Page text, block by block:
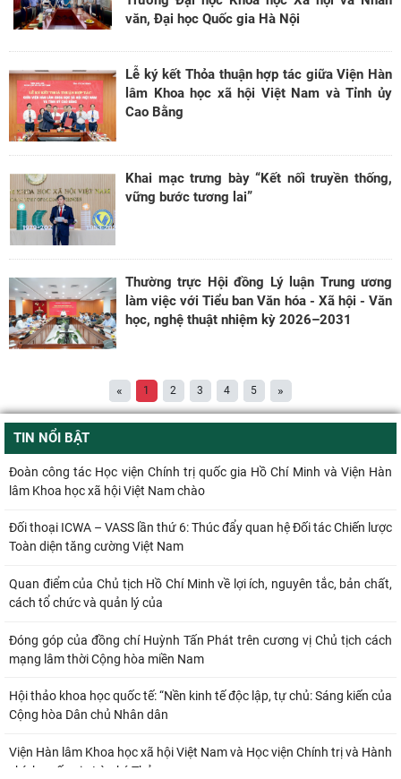
văn, Đại học Quốc gia Hà Nội
Lễ ký kết Thỏa thuận hợp tác giữa Viện Hàn
lâm Khoa học xã hội Việt Nam và Tỉnh ủy
Cao Bằng
Khai mạc trưng bày “Kết nối truyền thống,
vững bước tương lai”
Thường trực Hội đồng Lý luận Trung ương
làm việc với Tiểu ban Văn hóa - Xã hội - Văn
học, nghệ thuật nhiệm kỳ 2026–2031
« 1 2 3 4 5 »
TIN NỔI BẬT
Đoàn công tác Học viện Chính trị quốc gia Hồ Chí Minh và Viện Hàn
lâm Khoa học xã hội Việt Nam chào
Đối thoại ICWA – VASS lần thứ 6: Thúc đẩy quan hệ Đối tác Chiến lược
Toàn diện tăng cường Việt Nam
Quan điểm của Chủ tịch Hồ Chí Minh về lợi ích, nguyên tắc, bản chất,
cách tổ chức và quản lý của
Đóng góp của đồng chí Huỳnh Tấn Phát trên cương vị Chủ tịch cách
mạng lâm thời Cộng hòa miền Nam
Hội thảo khoa học quốc tế: “Nền kinh tế độc lập, tự chủ: Sáng kiến của
Cộng hòa Dân chủ Nhân dân
Viện Hàn lâm Khoa học xã hội Việt Nam và Học viện Chính trị và Hành
chính quốc gia Lào ký Thỏa